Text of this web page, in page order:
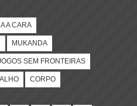
A CARA
MUKANDA
SEM FRONTEIRAS
CORPO